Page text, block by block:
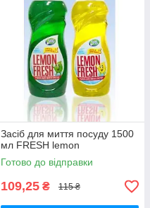
Засіб для миття посуду 1500
мл FRESH lemon
Готово до відправки
109,25 ₴ 115 ₴